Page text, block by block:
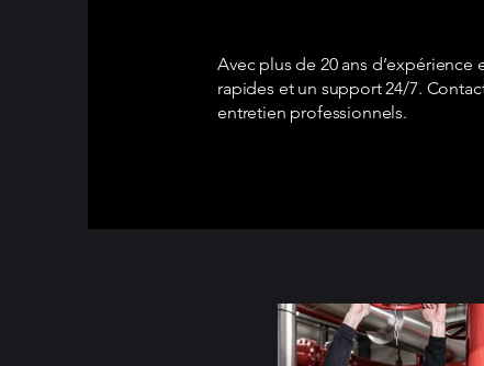
Avec plus de 20 ans
rapides et un support 24/7.
entretien professionnels.